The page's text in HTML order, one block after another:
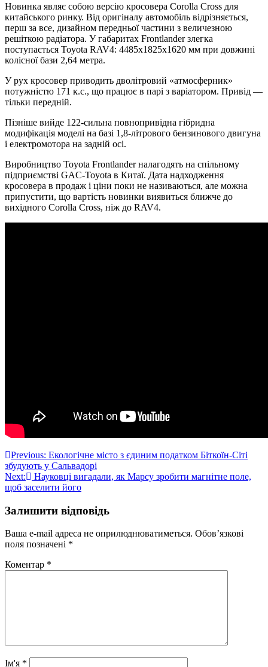
Новинка являє собою версiю кросовера Corolla Cross для
китайського ринку. Від оригіналу автомобіль відрізняється,
перш за все, дизайном передньої частини з величезною
решіткою радіатора. У габаритах Frontlander злегка
поступається Toyota RAV4: 4485х1825х1620 мм при довжині
колісної бази 2,64 метра.
У рух кросовер приводить дволітровий «атмосферник»
потужністю 171 к.с., що працює в парі з варіатором. Привід —
тільки передній.
Пізніше вийде 122-сильна повнопривідна гібридна
модифікація моделі на базі 1,8-літрового бензинового двигуна
і електромотора на задній осі.
Виробництво Toyota Frontlander налагодять на спільному
підприємстві GAC-Toyota в Китаї. Дата надходження
кросовера в продаж і ціни поки не називаються, але можна
припустити, що вартість новинки виявиться ближче до
вихідного Corolla Cross, ніж до RAV4.
Навігація
записів
Previous: Екологічне місто з єдиним податком Біткоїн-Сіті
збудують у Сальвадорі
Next:
Науковці вигадали, як Марсу зробити магнітне поле,
щоб заселити його
Залишити відповідь
Ваша e-mail адреса не оприлюднюватиметься. Обов’язкові
поля позначені *
Коментар *
Ім'я *